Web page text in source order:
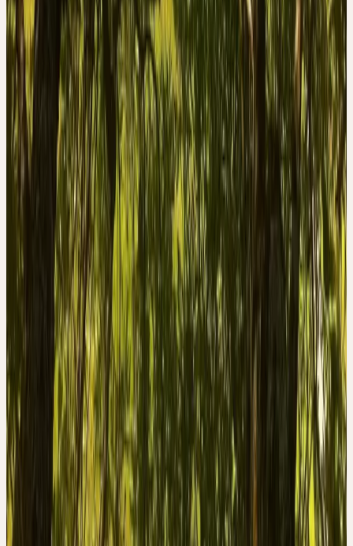
QUELLEN
1. Committee on Herbal Medicinal Products (HMPC).
Assessment report on Fraxinus excelsior L. or Fraxinus
angustifolia Vahl, folium. EMA/ HMPC/239269/2011
(2012).
2. Madaus, G. MADAUS LEHRBUCH DER
BIOLOGISCHEN HEILMITTEL BAND 1-11. (mediamed
Verlag, Ravensburg, 1990).
3. BGA/BfArM (Kommission D). Fraxinus excelsior.
Bundesanzeiger 109 a, (1987).
4. Kalbermatten, R. & Kalbermatten, H. Pflanzliche
Urtinkturen. (AT Verlag, Aarau, Schweiz, 2018).
5. Kalbermatten, R. Wesen und Signatur der Heilpflanzen.
(AT Verlag, Aarau, Schweiz, 2016).
Bewahrung
Psychologische Signatur
TRAGFÄHIGKEIT
R. & H. Kalbermatten — «Psyche des Menschen und Signatur der
Heilpflanzen»
Herstellung
CERES-MÖRSERVERFAHREN —
SCHONEND, KALT,
VOLLSTÄNDIG.
Frisch geerntet, von Hand verlesen, bei Raumtemperatur